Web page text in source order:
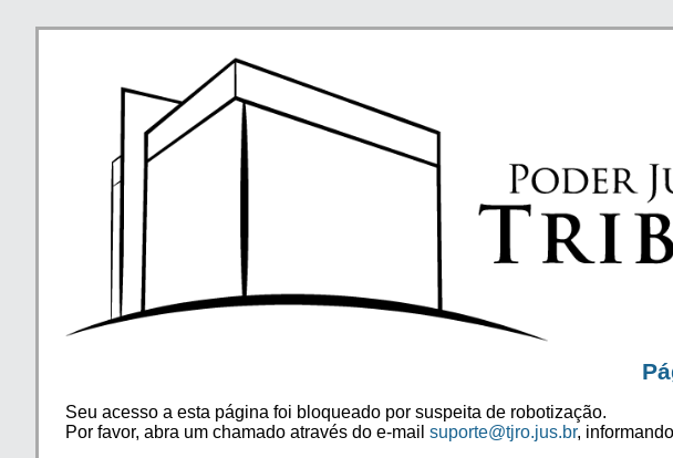
Seu acesso a esta página foi bloqueado por suspeita de robotização.
Por favor, abra um chamado através do e-mail suporte@tjro.jus.br, informando